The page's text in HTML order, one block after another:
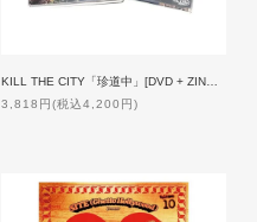
3,818円(税込4,200円)